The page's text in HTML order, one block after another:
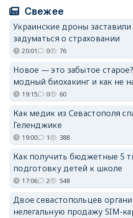
Свежее
Украинские дроны
задуматься о страховании
20:01 0 76
Новое — это забытое
модный биохакинг и как не
19:15 0 60
Как медик из Севастополя
Геленджике
19:00 1 388
Как получить бюджетные 5
подготовку детей к школе
17:06 2 548
Двое севастопольцев
нелегальную продажу SIM-